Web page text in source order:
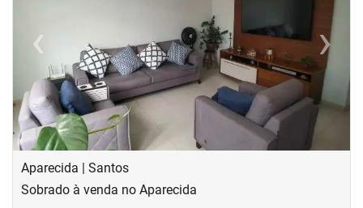
‹Previous ›
Next
Aparecida | Santos
Sobrado à venda no Aparecida